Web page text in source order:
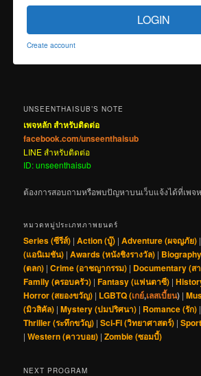
LOGIN
Create account
UNSEENTHAISUB’S NOTE
เพจหลัก สำหรับติดต่อ
facebook.com/unseenthaisub
LINE สำหรับติดต่อ
ID: unseenthaisub
ต้องการสอบถามหรือพบปัญหาบนเว็บแจ้งได้ที่เพจ
หมวดหมู่ประเภทภาพยนตร์
Series (ซีรีส์) |Action (บู๊) |Adventure (ผจญภัย)
(แอนิเมชัน) |Awards (หนังชิงรางวัล) |
(ตลก) |Crime (อาชญากรรม) | Documentary (ส
Family (ครอบครัว) |Fantasy (แฟนตาซี) |
Horror (สยองขวัญ) | LGBTQ (เกย์,เลสเบี้ยน) |
(มิวสิคัล) |Mystery (ปมปริศนา) | Romance (รัก)
Thriller (ระทึกขวัญ) |Sci-Fi (วิทยาศาสตร์) |
|Western (คาวบอย) |Zombie (ซอมบี้)
NEXT PROGRAM